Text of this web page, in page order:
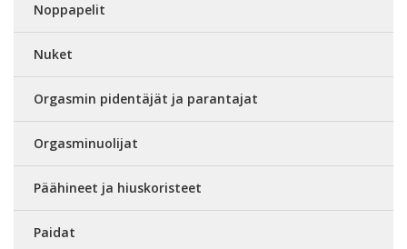
Noppapelit
Nuket
Orgasmin pidentäjät ja parantajat
Orgasminuolijat
Päähineet ja hiuskoristeet
Paidat